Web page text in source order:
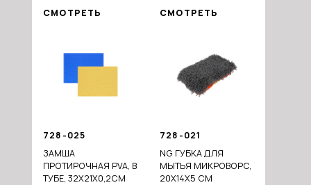
СМОТРЕТЬ
СМОТРЕТЬ
728-025
ЗАМША
ПРОТИРОЧНАЯ PVA, В
ТУБЕ, 32X21Х0,2СМ
728-021
NG ГУБКА ДЛЯ
МЫТЬЯ МИКРОВОРС,
20X14X5 СМ